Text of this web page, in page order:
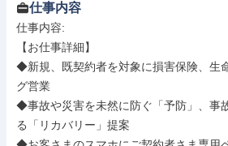
仕事内容
仕事内容:
【お仕事詳細】
◆新規、既契約者を対象に損害保険、生
グ営業
◆事故や災害を未然に防ぐ「予防」、事
る「リカバリー」提案